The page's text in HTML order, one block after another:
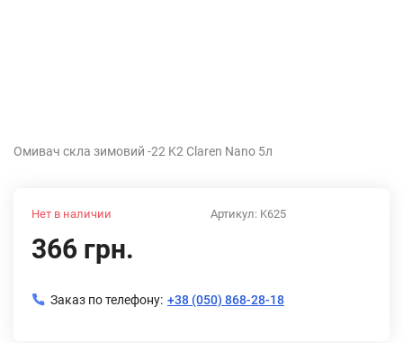
Омивач скла зимовий -22 K2 Claren Nano 5л
Артикул: K625
Нет в наличии
366 грн.
Заказ по телефону: +38 (050) 868-28-18